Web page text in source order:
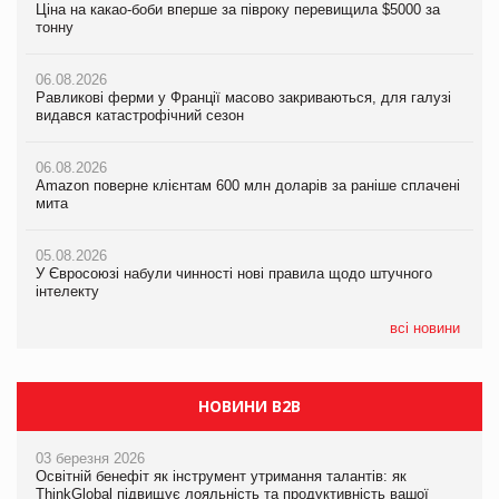
Ціна на какао-боби вперше за півроку перевищила $5000 за
тонну
06.08.2026
Равликові ферми у Франції масово закриваються, для галузі
видався катастрофічний сезон
06.08.2026
Amazon поверне клієнтам 600 млн доларів за раніше сплачені
мита
05.08.2026
У Євросоюзі набули чинності нові правила щодо штучного
інтелекту
всі новини
Мережа супермаркетів VARUS купує мережу магазинів
формату convenience store КОЛО: об’єднана компанія
05.08.2026
Російська атака 5 серпня стала одним із наймасштабніших
05.08.2026
Смачне поповнення дитячого меню: у VARUS з’явилися
05.08.2026
Сергій Лісунов про заморожені хлібобулочні вироби на
Равликові ферми у Франції масово закриваються, для галузі
видався катастрофічний сезон
06.08.2026
Amazon поверне клієнтам 600 млн доларів за раніше сплачені
мита
05.08.2026
У Євросоюзі набули чинності нові правила щодо штучного
інтелекту
05.08.2026
Рекламна платформа вимагає від Google компенсацію за
втрату 6,9 трлн рекламних показів
НОВИНИ B2B
03 березня 2026
Освітній бенефіт як інструмент утримання талантів: як
ThinkGlobal підвищує лояльність та продуктивність вашої